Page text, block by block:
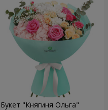
Букет "Княгиня Ольга"